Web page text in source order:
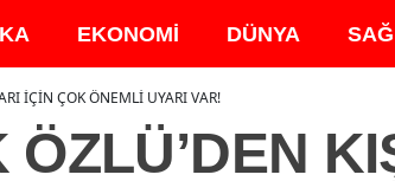
EKONOMİ DÜNYA
İÇİN ÇOK ÖNEMLİ UYARI VAR!
ÖZLÜ’DEN